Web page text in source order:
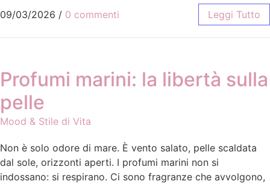
09/03/2026 / 0 commenti Leggi Tutto
Profumi marini: la libertà sulla
pelle
Mood & Stile di Vita
Non è solo odore di mare. È vento salato, pelle scaldata
dal sole, orizzonti aperti. I profumi marini non si
indossano: si respirano. Ci sono fragranze che avvolgono,